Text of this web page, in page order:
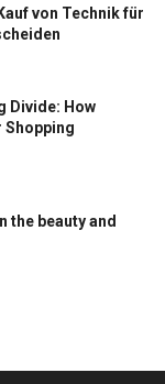
von Technik für
Divide: How
Shopping
the beauty and